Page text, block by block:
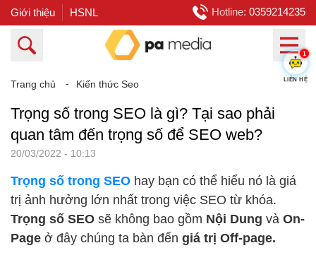
Giới thiệu HSNL Hotline: 0359214235
Trang chủ ⁃ Kiến thức Seo
Trọng số trong SEO là gì? Tại sao phải
quan tâm đến trọng số để SEO web?
20/03/2022 - 10:13
Trọng số trong SEO hay bạn có thể hiểu nó là giá
trị ảnh hưởng lớn nhất trong việc SEO từ khóa.
Trọng số SEO sẽ không bao gồm Nội Dung và On-
Page ở đây chúng ta bàn đến giá trị Off-page.
1
LIÊN HỆ